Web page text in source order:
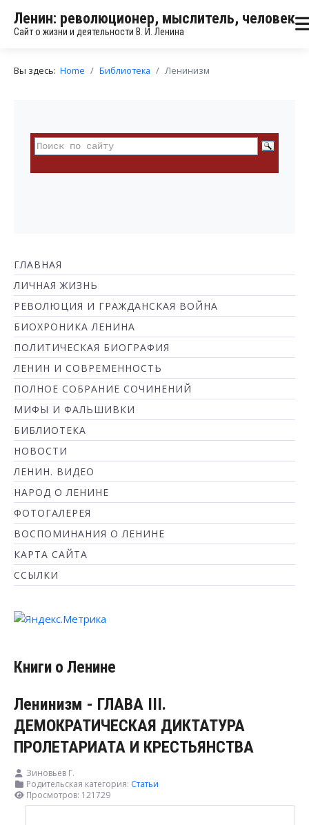
Ленин: революционер, мыслитель, человек
Сайт о жизни и деятельности В. И. Ленина
Вы здесь: Home Библиотека Ленинизм
ГЛАВНАЯ
ЛИЧНАЯ ЖИЗНЬ
РЕВОЛЮЦИЯ И ГРАЖДАНСКАЯ ВОЙНА
БИОХРОНИКА ЛЕНИНА
ПОЛИТИЧЕСКАЯ БИОГРАФИЯ
ЛЕНИН И СОВРЕМЕННОСТЬ
ПОЛНОЕ СОБРАНИЕ СОЧИНЕНИЙ
МИФЫ И ФАЛЬШИВКИ
БИБЛИОТЕКА
НОВОСТИ
ЛЕНИН. ВИДЕО
НАРОД О ЛЕНИНЕ
ФОТОГАЛЕРЕЯ
ВОСПОМИНАНИЯ О ЛЕНИНЕ
КАРТА САЙТА
ССЫЛКИ
Книги о Ленине
Ленинизм - ГЛАВА III.
ДЕМОКРАТИЧЕСКАЯ ДИКТАТУРА
ПРОЛЕТАРИАТА И КРЕСТЬЯНСТВА
Зиновьев Г.
Родительская категория: Статьи
Просмотров: 121729